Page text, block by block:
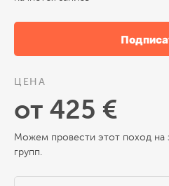
улочки, австро
которой нет
Трансфер около 5 часов
Проживание в отеле
День 3
Лучщий вид на
трасса
ЦЕНА
от 425 €
Можем провести этот поход на
групп.